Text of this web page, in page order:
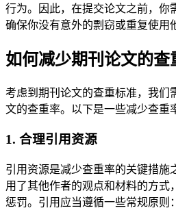
行为。因此，在提交论文之前，你
确保你没有意外的剽窃或重复使用
如何减少期刊论文的查
考虑到期刊论文的查重标准，我们
文的查重率。以下是一些减少查重
1. 合理引用资源
引用资源是减少查重率的关键措施
用了其他作者的观点和材料的方式
惩罚。引用应当遵循一些常规原则：